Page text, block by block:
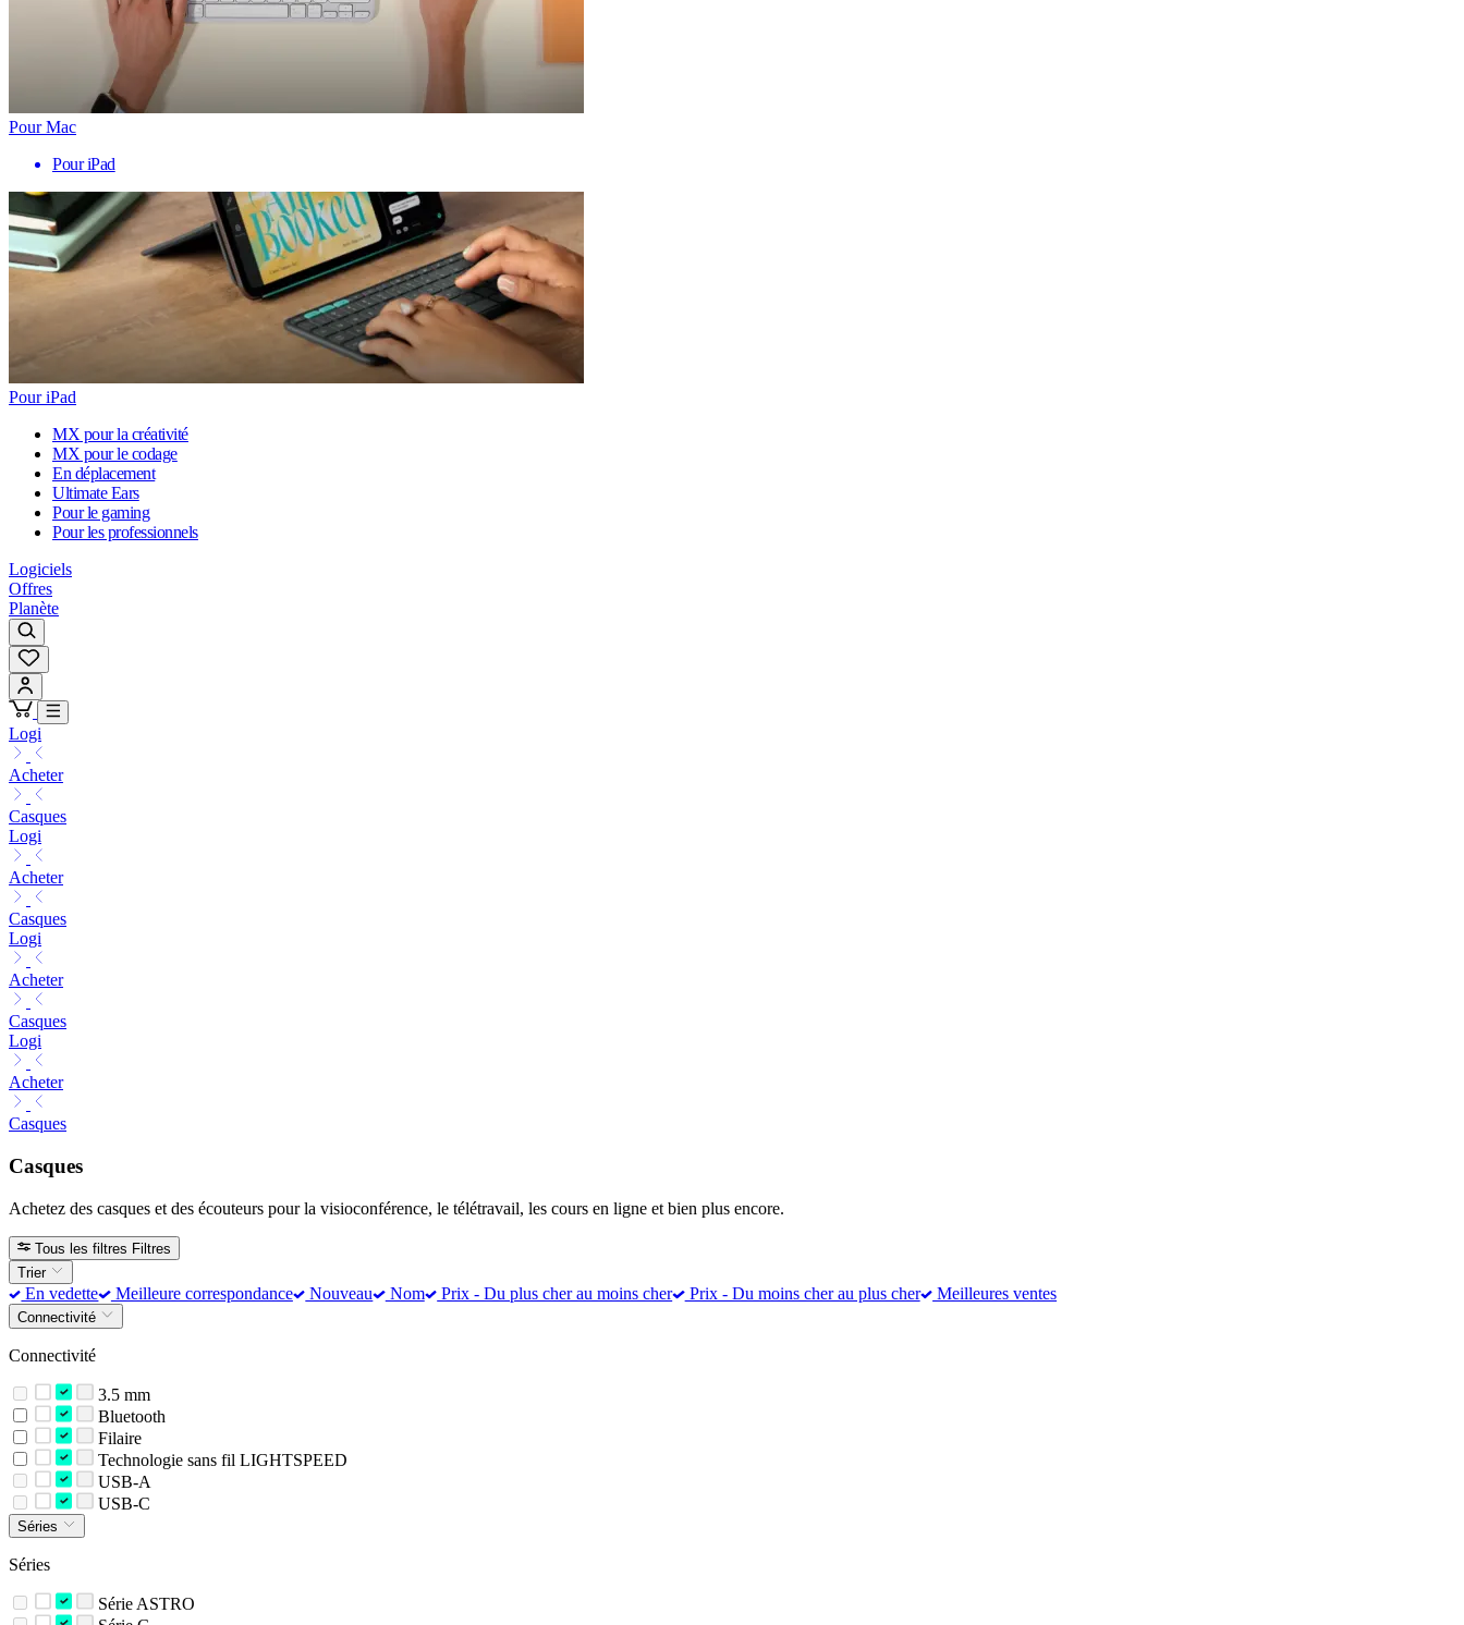
Pour Mac
Pour iPad
Pour iPad
MX pour la créativité
MX pour le codage
En déplacement
Ultimate Ears
Pour le gaming
Pour les professionnels
Logiciels
Offres
Planète
Logi
Acheter
Casques
Logi
Acheter
Casques
Logi
Acheter
Casques
Logi
Acheter
Casques
Casques
Achetez des casques et des écouteurs pour la visioconférence, le télétravail, les cours en ligne et bien plus encore.
Tous les filtres Filtres
Trier
En vedette Meilleure correspondance Nouveau Nom Prix - Du plus cher au moins cher Prix - Du moins cher au plus cher Meilleures ventes
Connectivité
Connectivité
3.5 mm
Bluetooth
Filaire
Technologie sans fil LIGHTSPEED
USB-A
USB-C
Séries
Séries
Série ASTRO